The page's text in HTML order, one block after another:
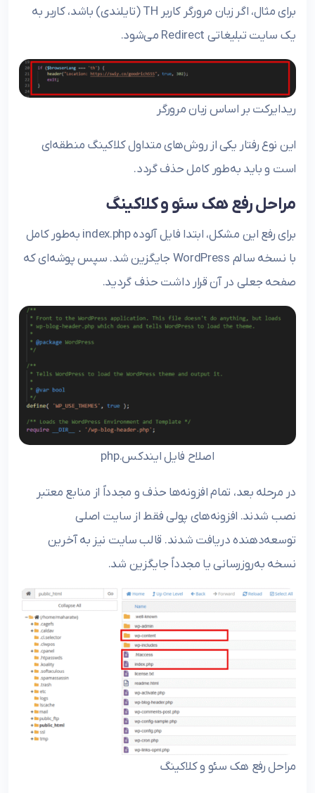
برای مثال، اگر زبان مرورگر کاربر TH (تایلندی) باشد، کاربر به
یک سایت تبلیغاتی Redirect می‌شود.
ریدایرکت بر اساس زبان مرورگر
این نوع رفتار یکی از روش‌های متداول کلاکینگ منطقه‌ای
است و باید به‌طور کامل حذف گردد.
مراحل رفع هک سئو و کلاکینگ
برای رفع این مشکل، ابتدا فایل آلوده index.php به‌طور کامل
با نسخه سالم WordPress جایگزین شد. سپس پوشه‌ای که
صفحه جعلی در آن قرار داشت حذف گردید.
اصلاح فایل ایندکس.php
در مرحله بعد، تمام افزونه‌ها حذف و مجدداً از منابع معتبر
نصب شدند. افزونه‌های پولی فقط از سایت اصلی
توسعه‌دهنده دریافت شدند. قالب سایت نیز به آخرین
نسخه به‌روزرسانی یا مجدداً جایگزین شد.
مراحل رفع هک سئو و کلاکینگ